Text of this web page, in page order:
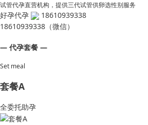
试管代孕直营机构，提供三代试管供卵选性别服务
好孕代孕
18610939338
18610939338（微信）
— 代孕套餐 —
Set meal
套餐A
全委托助孕